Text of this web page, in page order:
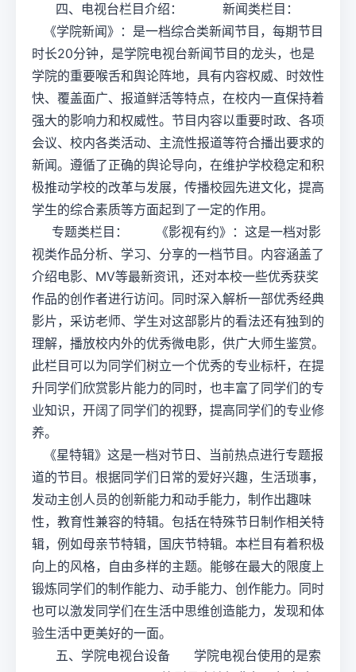
四、电视台栏目介绍： 新闻类栏目：
《学院新闻》：是一档综合类新闻节目，每期节目
时长20分钟，是学院电视台新闻节目的龙头，也是
学院的重要喉舌和舆论阵地，具有内容权威、时效性
快、覆盖面广、报道鲜活等特点，在校内一直保持着
强大的影响力和权威性。节目内容以重要时政、各项
会议、校内各类活动、主流性报道等符合播出要求的
新闻。遵循了正确的舆论导向，在维护学校稳定和积
极推动学校的改革与发展，传播校园先进文化，提高
学生的综合素质等方面起到了一定的作用。
专题类栏目： 《影视有约》：这是一档对影
视类作品分析、学习、分享的一档节目。内容涵盖了
介绍电影、MV等最新资讯，还对本校一些优秀获奖
作品的创作者进行访问。同时深入解析一部优秀经典
影片，采访老师、学生对这部影片的看法还有独到的
理解，播放校内外的优秀微电影，供广大师生鉴赏。
此栏目可以为同学们树立一个优秀的专业标杆，在提
升同学们欣赏影片能力的同时，也丰富了同学们的专
业知识，开阔了同学们的视野，提高同学们的专业修
养。
《星特辑》这是一档对节日、当前热点进行专题报
道的节目。根据同学们日常的爱好兴趣，生活琐事，
发动主创人员的创新能力和动手能力，制作出趣味
性，教育性兼容的特辑。包括在特殊节日制作相关特
辑，例如母亲节特辑，国庆节特辑。本栏目有着积极
向上的风格，自由多样的主题。能够在最大的限度上
锻炼同学们的制作能力、动手能力、创作能力。同时
也可以激发同学们在生活中思维创造能力，发现和体
验生活中更美好的一面。
五、学院电视台设备 学院电视台使用的是索